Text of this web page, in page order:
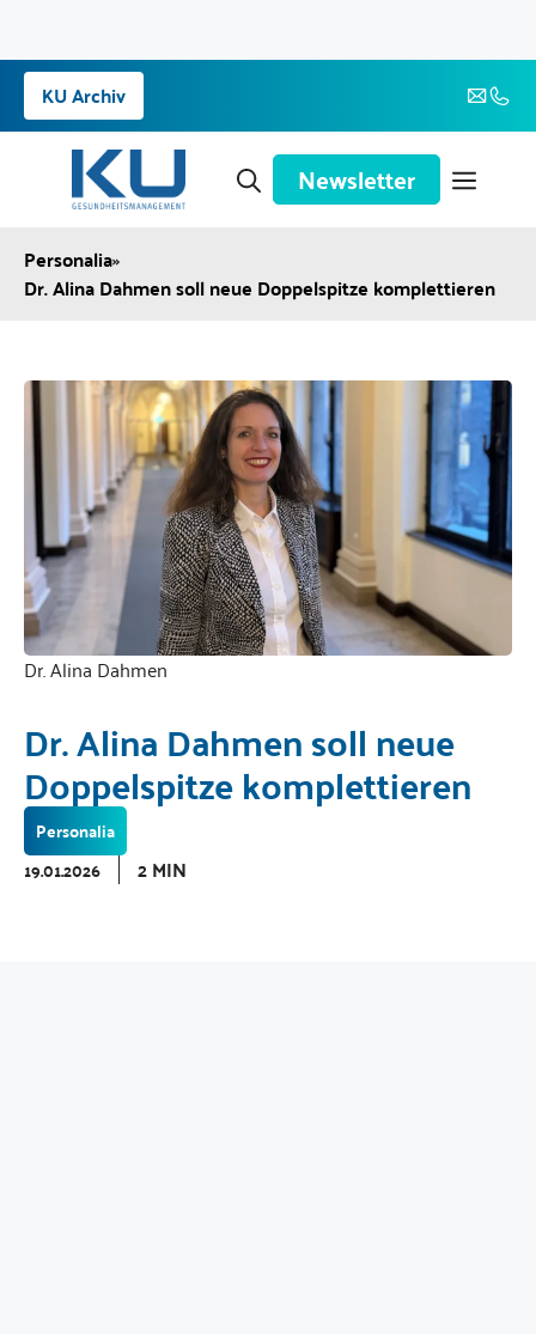
Zum
Inhalt
springen
KU Archiv
Newsletter
Personalia»
Dr. Alina Dahmen soll neue Doppelspitze komplettieren
Dr. Alina Dahmen
Dr. Alina Dahmen soll neue
Doppelspitze komplettieren
Personalia
19.01.2026
2 MIN